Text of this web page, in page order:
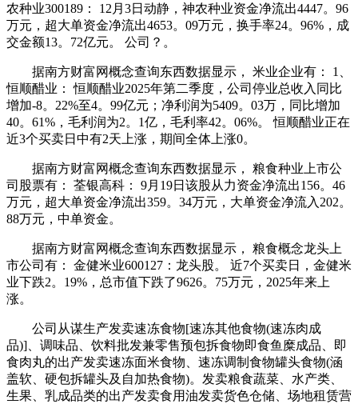
农种业300189： 12月3日动静，神农种业资金净流出4447。96
万元，超大单资金净流出4653。09万元，换手率24。96%，成
交金额13。72亿元。 公司？。
据南方财富网概念查询东西数据显示， 米业企业有： 1、
恒顺醋业： 恒顺醋业2025年第二季度，公司停业总收入同比
增加-8。22%至4。99亿元；净利润为5409。03万，同比增加
40。61%，毛利润为2。1亿，毛利率42。06%。 恒顺醋业正在
近3个买卖日中有2天上涨，期间全体上涨0。
据南方财富网概念查询东西数据显示， 粮食种业上市公
司股票有： 荃银高科： 9月19日该股从力资金净流出156。46
万元，超大单资金净流出359。34万元，大单资金净流入202。
88万元，中单资金。
据南方财富网概念查询东西数据显示， 粮食概念龙头上
市公司有： 金健米业600127：龙头股。 近7个买卖日，金健米
业下跌2。19%，总市值下跌了9626。75万元，2025年来上
涨。
公司从谋生产发卖速冻食物[速冻其他食物(速冻肉成
品)]、调味品、饮料批发兼零售预包拆食物即食鱼糜成品、即
食肉丸的出产发卖速冻面米食物、速冻调制食物罐头食物(涵
盖软、硬包拆罐头及自加热食物)。发卖粮食蔬菜、水产类、
生果、乳成品类的出产发卖食用油发卖货色仓储、场地租赁营